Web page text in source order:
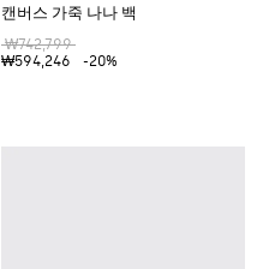
캔버스 가죽 나나 백
₩742,799
₩594,246
-20%